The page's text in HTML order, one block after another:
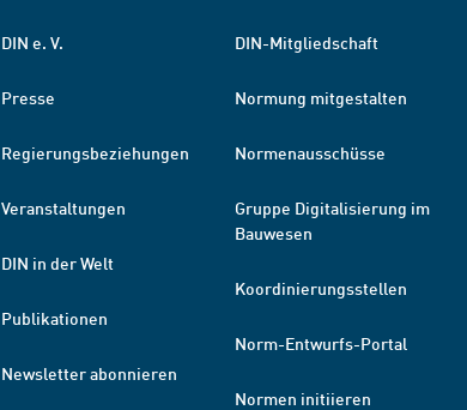
DIN e. V.
Presse
Regierungsbeziehungen
Veranstaltungen
DIN in der Welt
Publikationen
Newsletter abonnieren
DIN-Mitgliedschaft
Normung mitgestalten
Normenausschüsse
Gruppe Digitalisierung im
Bauwesen
Koordinierungsstellen
Norm-Entwurfs-Portal
Normen initiieren